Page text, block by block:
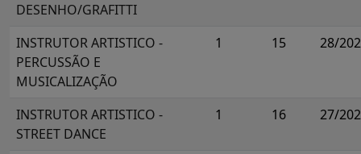
DESENHO/GRAFITTI
INSTRUTOR ARTISTICO -
PERCUSSÃO E
MUSICALIZAÇÃO
1 15 28/
INSTRUTOR ARTISTICO -
STREET DANCE
1 16 27/